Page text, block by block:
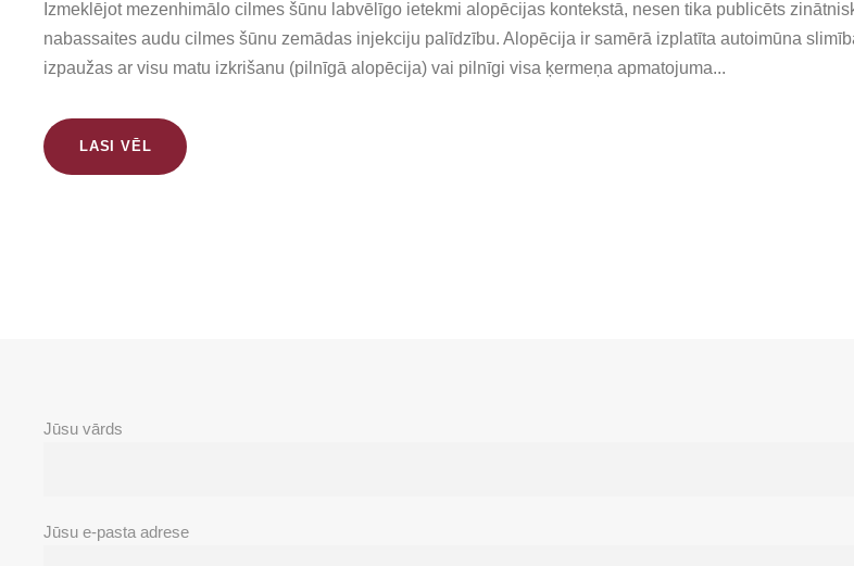
Izmeklējot mezenhimālo cilmes šūnu labvēlīgo ietekmi alopēcijas kontekstā, nesen tika publicēts
nabassaites audu cilmes šūnu zemādas injekciju palīdzību. Alopēcija ir samērā izplatīta autoimūna
izpaužas ar visu matu izkrišanu (pilnīgā alopēcija) vai pilnīgi visa ķermeņa apmatojuma...
LASI VĒL
Jūsu vārds
Jūsu e-pasta adrese